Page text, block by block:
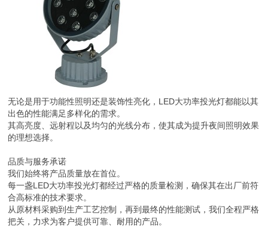
无论是用于功能性照明还是装饰性亮化，LED大功率投光灯都能以其
出色的性能满足多样化的需求。
其高亮度、远射程以及均匀的光线分布，使其成为提升夜间照明效果
的理想选择。
品质与服务承诺
我们始终将产品质量放在首位。
每一盏LED大功率投光灯都经过严格的质量检测，确保其在出厂前符
合高标准的技术要求。
从原材料采购到生产工艺控制，再到最终的性能测试，我们全程严格
把关，力求为客户提供可靠、耐用的产品。